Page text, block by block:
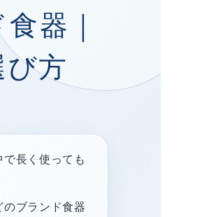
器｜
方
長く使っても
のブランド食器